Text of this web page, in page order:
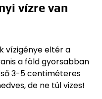
vízre van
vízigénye eltér a
a föld gyorsabban
3-5 centiméteres
de ne túl vizes!